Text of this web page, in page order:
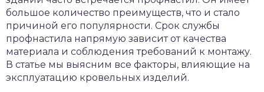
большое количество преимуществ, что и стало
причиной его популярности. Срок службы
профнастила напрямую зависит от качества
материала и соблюдения требований к монтажу.
В статье мы выясним все факторы, влияющие на
эксплуатацию кровельных изделий.